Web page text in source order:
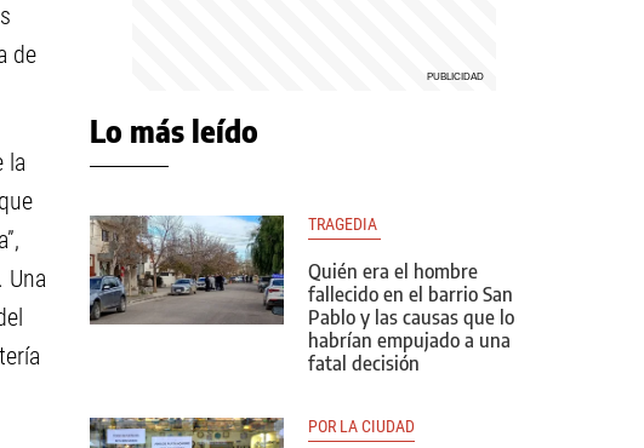
de
la
Una
Lo más leído
TRAGEDIA
Quién era el hombre
fallecido en el barrio San
Pablo y las causas que lo
habrían empujado a una
fatal decisión
POR LA CIUDAD